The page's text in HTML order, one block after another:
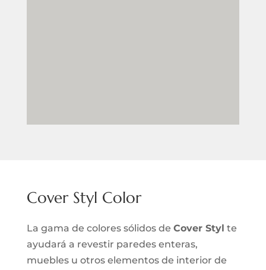
Cover Styl Color
La gama de colores sólidos de Cover Styl te
ayudará a revestir paredes enteras,
muebles u otros elementos de interior de